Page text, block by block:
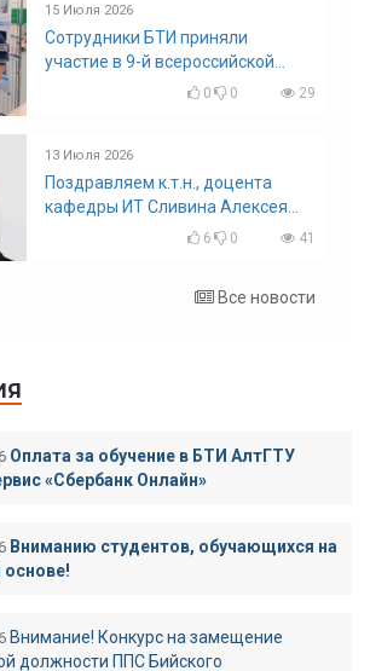
15 Июля 2026
Сотрудники БТИ приняли
участие в 9-й всероссийской
конференции по задачам со
0 0 29
13 Июля 2026
Поздравляем к.т.н., доцента
кафедры ИТ Сливина Алексея
Николаевича с юбилеем!
6 0 41
Все новости
Оплата за обучение в БТИ АлтГТУ
«Сбербанк Онлайн»
Вниманию студентов, обучающихся на
основе!
Внимание! Конкурс на замещение
должности ППС Бийского